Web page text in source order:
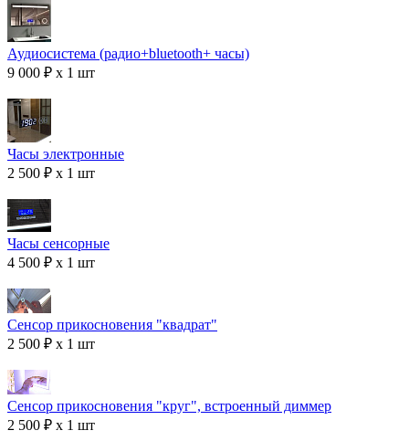
Аудиосистема (радио+bluetooth+ часы)
9 000 ₽ x 1 шт
Часы электронные
2 500 ₽ x 1 шт
Часы сенсорные
4 500 ₽ x 1 шт
Сенсор прикосновения "квадрат"
2 500 ₽ x 1 шт
Сенсор прикосновения "круг", встроенный диммер
2 500 ₽ x 1 шт